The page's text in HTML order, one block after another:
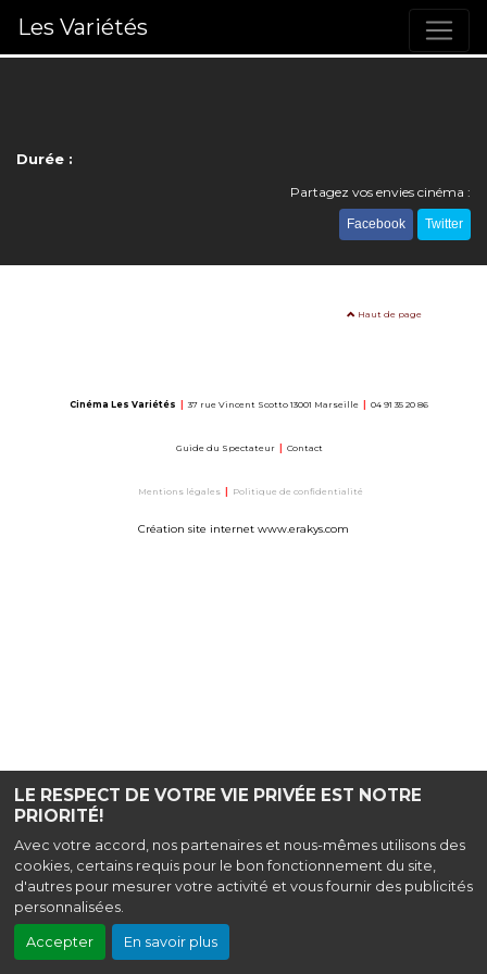
LE RESPECT DE VOTRE VIE PRIVÉE EST NOTRE
PRIORITÉ!
Avec votre accord, nos partenaires et nous-mêmes utilisons des
cookies, certains requis pour le bon fonctionnement du site,
d'autres pour mesurer votre activité et vous fournir des publicités
personnalisées.
Accepter En savoir plus
Les Variétés
Durée :
Partagez vos envies cinéma :
Facebook Twitter
Haut de page
Cinéma Les Variétés 37 rue Vincent Scotto 13001 Marseille 04 91 35 20 86
Guide du Spectateur Contact
Mentions légales Politique de confidentialité
Création site internet www.erakys.com